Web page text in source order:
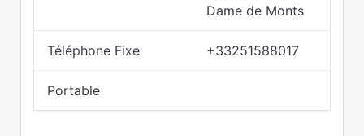
Dame de Monts
Téléphone Fixe +33251588017
Portable